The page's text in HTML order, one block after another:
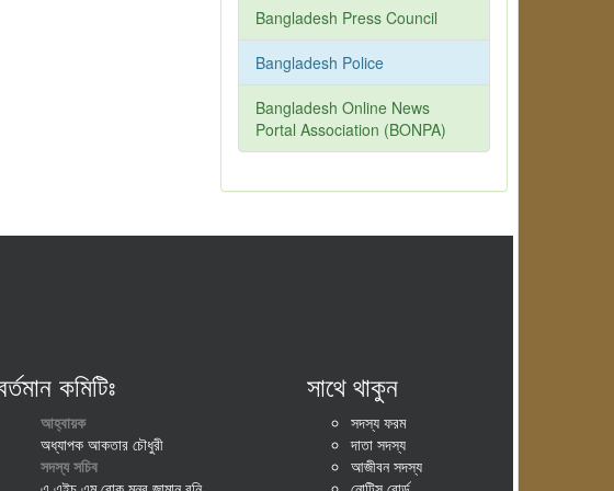
Bangladesh Press Council
Bangladesh Police
Bangladesh Online News
Portal Association (BONPA)
কমিটিঃ
আহ্বায়ক
অধ্যাপক আকতার চৌধুরী
সদস্য সচিব
সাথে থাকুন
সদস্য ফরম
দাতা সদস্য
আজীবন সদস্য